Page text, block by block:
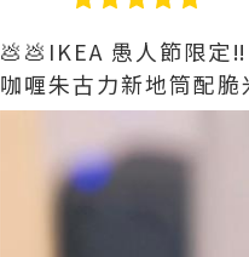
💩💩IKEA 愚人節限定‼️
咖喱朱古力新地筒配脆